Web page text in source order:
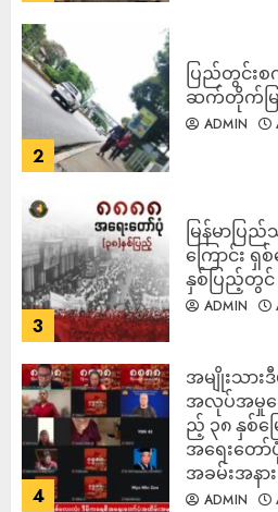
2
ပြည်တွင်း
ဆက်တိုက်မ
ADMIN
3
မြန်မာပ
ကြောင်း ရှ
နှစ်ပြည့်တွင်
ADMIN
4
အမျိုးသာ
အလုပ်အမှုဆ
ည့် ၃၈ နှစ်မ
အရေးတေ
အခမ်းအနာ
ADMIN